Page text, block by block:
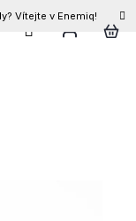
Vítejte v Enemiq!
TALUA